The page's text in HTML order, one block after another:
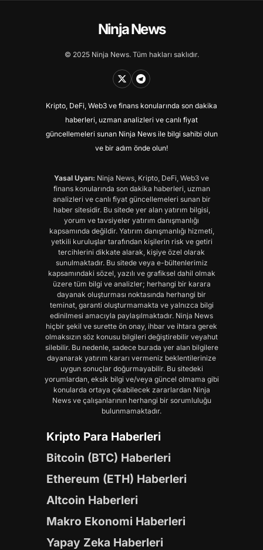
Ninja News
© 2025 Ninja News. Tüm hakları saklıdır.
Kripto, DeFi, Web3 ve finans konularında son dakika
haberleri, uzman analizleri ve canlı fiyat
güncellemeleri sunan Ninja News ile bilgi sahibi olun
ve bir adım önde olun!
Yasal Uyarı: Ninja News, Kripto, DeFi, Web3 ve
finans konularında son dakika haberleri, uzman
analizleri ve canlı fiyat güncellemeleri sunan bir
haber sitesidir. Bu sitede yer alan yatırım bilgisi,
yorum ve tavsiyeler yatırım danışmanlığı
kapsamında değildir. Yatırım danışmanlığı hizmeti,
yetkili kuruluşlar tarafından kişilerin risk ve getiri
tercihlerini dikkate alarak, kişiye özel olarak
sunulmaktadır. Bu sitede veya e-bültenlerimiz
kapsamındaki sözel, yazılı ve grafiksel dahil olmak
üzere tüm bilgi ve analizler; herhangi bir karara
dayanak oluşturması noktasında herhangi bir
teminat, garanti oluşturmamakta ve yalnızca bilgi
edinilmesi amacıyla paylaşılmaktadır. Ninja News
hiçbir şekil ve surette ön onay, ihbar ve ihtara gerek
olmaksızın söz konusu bilgileri değiştirebilir veyahut
silebilir. Bu nedenle, sadece burada yer alan bilgilere
dayanarak yatırım kararı vermeniz beklentilerinize
uygun sonuçlar doğurmayabilir. Bu sitedeki
yorumlardan, eksik bilgi ve/veya güncel olmama gibi
konularda ortaya çıkabilecek zararlardan Ninja
News ve çalışanlarının herhangi bir sorumluluğu
bulunmamaktadır.
Kripto Para Haberleri
Bitcoin (BTC) Haberleri
Ethereum (ETH) Haberleri
Altcoin Haberleri
Makro Ekonomi Haberleri
Yapay Zeka Haberleri